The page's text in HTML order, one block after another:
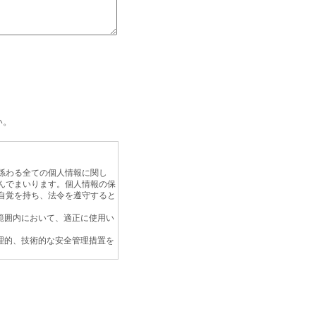
わる全ての個人情報に関し
でまいります。個人情報の保
を持ち、法令を遵守すると
内において、適正に使用い
、技術的な安全管理措置を